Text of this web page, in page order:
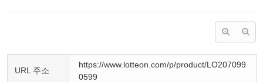
URL 주소
https://www.lotteon.com/p/product/LO207099
0599